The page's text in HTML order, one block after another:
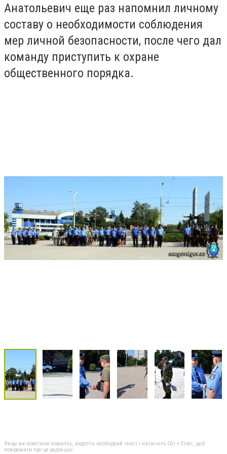
Анатольевич еще раз напомнил личному
составу о необходимости соблюдения
мер личной безопасности, после чего дал
команду приступить к охране
общественного порядка.
Якщо ви помітили помилку, виділіть необхідний текст і натисніть Ctrl + Enter, щоб
повідомити про це редакцію